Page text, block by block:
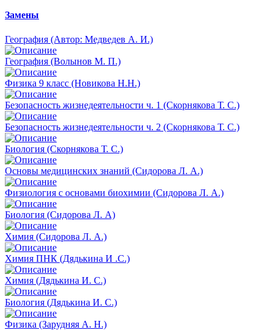
Замены
География (Автор: Медведев А. И.)
География (Волынов М. П.)
Физика 9 класс (Новикова Н.Н.)
Безопасность жизнедеятельности ч. 1 (Скорнякова Т. С.)
Безопасность жизнедеятельности ч. 2 (Скорнякова Т. С.)
Биология (Скорнякова Т. С.)
Основы медицинских знаний (Сидорова Л. А.)
Физиология с основами биохимии (Сидорова Л. А.)
Биология (Сидорова Л. А)
Химия (Сидорова Л. А.)
Химия ПНК (Дядькина И .С.)
Химия (Дядькина И. С.)
Биология (Дядькина И. С.)
Физика (Зарудняя А. Н.)